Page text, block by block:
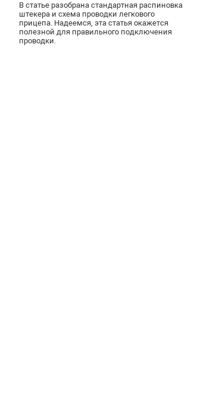
В статье разобрана стандартная распиновка
штекера и схема проводки легкового
прицепа. Надеемся, эта статья окажется
полезной для правильного подключения
проводки.